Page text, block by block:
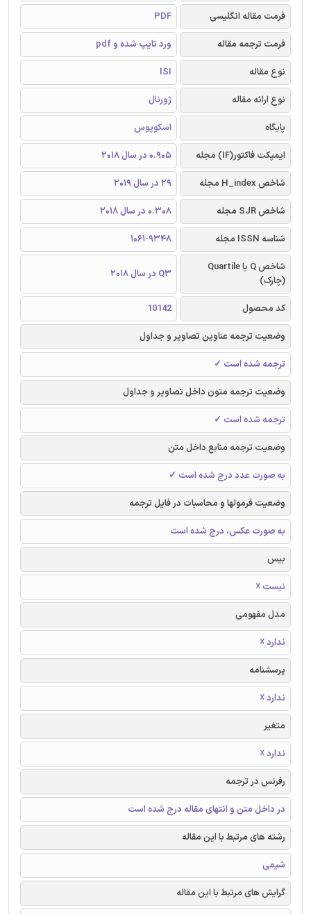
فرمت مقاله انگلیسی
PDF
فرمت ترجمه مقاله
ورد تایپ شده و pdf
نوع مقاله
ISI
نوع ارائه مقاله
ژورنال
پایگاه
اسکوپوس
ایمپکت فاکتور(IF) مجله
0.905 در سال 2018
شاخص H_index مجله
29 در سال 2019
شاخص SJR مجله
0.308 در سال 2018
شناسه ISSN مجله
1061-9348
شاخص Q یا Quartile
(چارک)
Q3 در سال 2018
کد محصول
10142
وضعیت ترجمه عناوین تصاویر و جداول
ترجمه شده است ✓
وضعیت ترجمه متون داخل تصاویر و جداول
ترجمه شده است ✓
وضعیت ترجمه منابع داخل متن
به صورت عدد درج شده است ✓
وضعیت فرمولها و محاسبات در فایل ترجمه
به صورت عکس، درج شده است
بیس
نیست ☓
مدل مفهومی
ندارد ☓
پرسشنامه
ندارد ☓
متغیر
ندارد ☓
رفرنس در ترجمه
در داخل متن و انتهای مقاله درج شده است
رشته های مرتبط با این مقاله
شیمی
گرایش های مرتبط با این مقاله